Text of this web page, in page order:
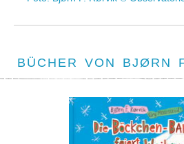
BÜCHER VON BJØRN